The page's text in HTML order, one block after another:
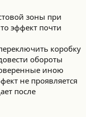
зоны при
эффект почти
коробку
обороты
иною
не проявляется
после